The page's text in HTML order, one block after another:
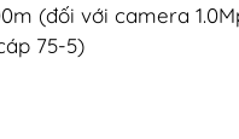
(đối với camera
75-5)